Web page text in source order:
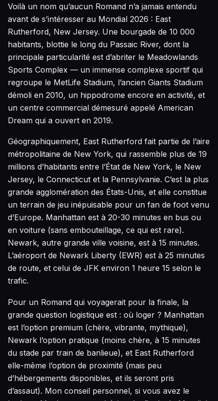
Voilà un nom qu’aucun Romand n’a jamais entendu
avant de s’intéresser au Mondial 2026 : East
Rutherford, New Jersey. Une bourgade de 10 000
habitants, blottie le long du Passaic River, dont la
principale particularité est d’abriter le Meadowlands
Sports Complex — un immense complexe sportif qui
regroupe le MetLife Stadium, l’ancien Giants Stadium
démoli en 2010, un hippodrome encore en activité, et
un centre commercial démesuré appelé American
Dream qui a ouvert en 2019.
Géographiquement, East Rutherford fait partie de l’aire
métropolitaine de New York, qui rassemble plus de 19
millions d’habitants entre l’État de New York, le New
Jersey, le Connecticut et la Pennsylvanie. C’est la plus
grande agglomération des États-Unis, et elle constitue
un terrain de jeu inépuisable pour un fan de foot venu
d’Europe. Manhattan est à 20-30 minutes en bus ou
en voiture (sans embouteillage, ce qui est rare).
Newark, autre grande ville voisine, est à 15 minutes.
L’aéroport de Newark Liberty (EWR) est à 25 minutes
de route, et celui de JFK environ 1 heure 15 selon le
trafic.
Pour un Romand qui voyagerait pour la finale, la
grande question logistique est : où loger ? Manhattan
est l’option premium (chère, vibrante, mythique),
Newark l’option pratique (moins chère, à 15 minutes
du stade par train de banlieue), et East Rutherford
elle-même l’option de proximité (mais peu
d’hébergements disponibles, et ils seront pris
d’assaut). Mon conseil personnel, si vous avez le